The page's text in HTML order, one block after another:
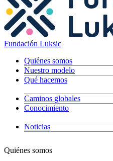
Fundación Luksic
Quiénes somos
Nuestro modelo
Qué hacemos
Caminos globales
Conocimiento
Noticias
Quiénes somos